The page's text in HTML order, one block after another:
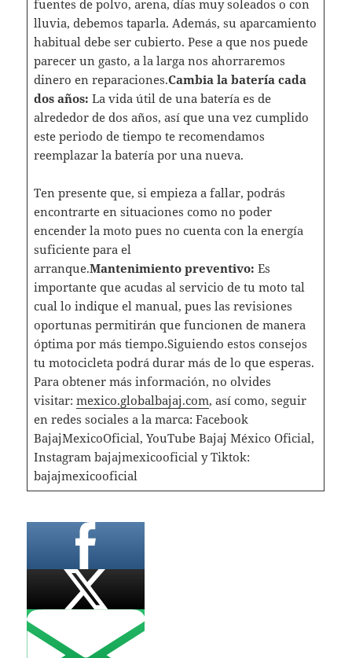
fuentes de polvo, arena, días muy soleados o con
lluvia, debemos taparla. Además, su aparcamiento
habitual debe ser cubierto. Pese a que nos puede
parecer un gasto, a la larga nos ahorraremos
dinero en reparaciones.Cambia la batería cada
dos años: La vida útil de una batería es de
alrededor de dos años, así que una vez cumplido
este periodo de tiempo te recomendamos
reemplazar la batería por una nueva.
Ten presente que, si empieza a fallar, podrás
encontrarte en situaciones como no poder
encender la moto pues no cuenta con la energía
suficiente para el
arranque.Mantenimiento preventivo: Es
importante que acudas al servicio de tu moto tal
cual lo indique el manual, pues las revisiones
oportunas permitirán que funcionen de manera
óptima por más tiempo.Siguiendo estos consejos
tu motocicleta podrá durar más de lo que esperas.
Para obtener más información, no olvides
visitar: mexico.globalbajaj.com, así como, seguir
en redes sociales a la marca: Facebook
BajajMexicoOficial, YouTube Bajaj México Oficial,
Instagram bajajmexicooficial y Tiktok:
bajajmexicooficial